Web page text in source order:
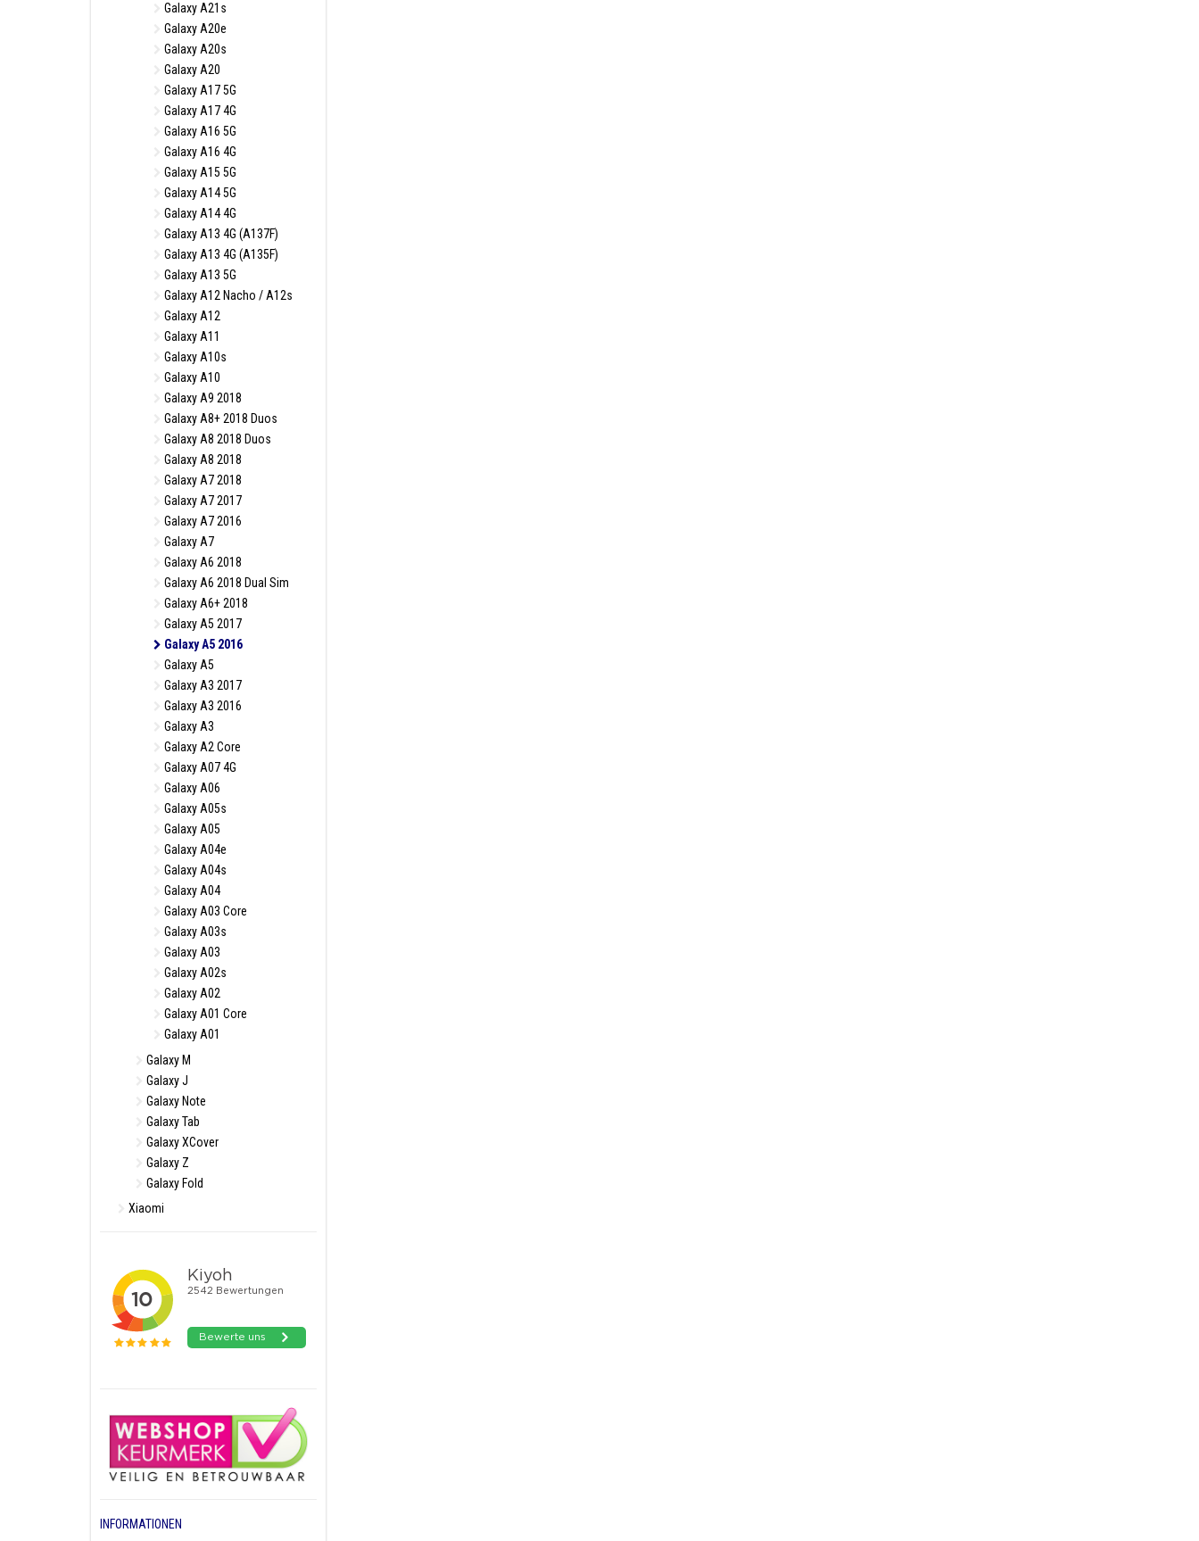
Galaxy A21s
Galaxy A20e
Galaxy A20s
Galaxy A20
Galaxy A17 5G
Galaxy A17 4G
Galaxy A16 5G
Galaxy A16 4G
Galaxy A15 5G
Galaxy A14 5G
Galaxy A14 4G
Galaxy A13 4G (A137F)
Galaxy A13 4G (A135F)
Galaxy A13 5G
Galaxy A12 Nacho / A12s
Galaxy A12
Galaxy A11
Galaxy A10s
Galaxy A10
Galaxy A9 2018
Galaxy A8+ 2018 Duos
Galaxy A8 2018 Duos
Galaxy A8 2018
Galaxy A7 2018
Galaxy A7 2017
Galaxy A7 2016
Galaxy A7
Galaxy A6 2018
Galaxy A6 2018 Dual Sim
Galaxy A6+ 2018
Galaxy A5 2017
Galaxy A5 2016
Galaxy A5
Galaxy A3 2017
Galaxy A3 2016
Galaxy A3
Galaxy A2 Core
Galaxy A07 4G
Galaxy A06
Galaxy A05s
Galaxy A05
Galaxy A04e
Galaxy A04s
Galaxy A04
Galaxy A03 Core
Galaxy A03s
Galaxy A03
Galaxy A02s
Galaxy A02
Galaxy A01 Core
Galaxy A01
Galaxy M
Galaxy J
Galaxy Note
Galaxy Tab
Galaxy XCover
Galaxy Z
Galaxy Fold
Xiaomi
INFORMATIONEN